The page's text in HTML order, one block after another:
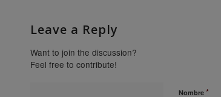
Leave a Reply
Want to join the discussion?
Feel free to contribute!
Nombre *